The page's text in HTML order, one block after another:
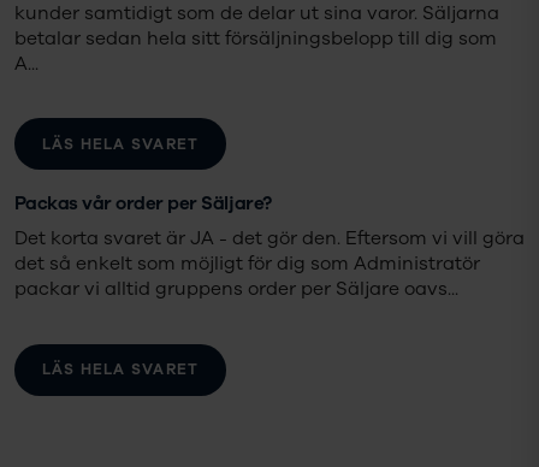
kunder samtidigt som de delar ut sina varor. Säljarna
betalar sedan hela sitt försäljningsbelopp till dig som
A...
LÄS HELA SVARET
Packas vår order per Säljare?
Det korta svaret är JA - det gör den. Eftersom vi vill göra
det så enkelt som möjligt för dig som Administratör
packar vi alltid gruppens order per Säljare oavs...
LÄS HELA SVARET